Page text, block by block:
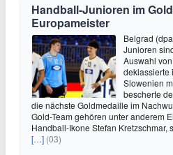
Handball-Junioren im
Europameister
Belgrad
Junioren
Auswahl
deklassierte
Slowenien
bescherte
die nächste Goldmedaille im
Gold-Team gehören unter anderem
Handball-Ikone Stefan Kretzschmar,
[…] (03)